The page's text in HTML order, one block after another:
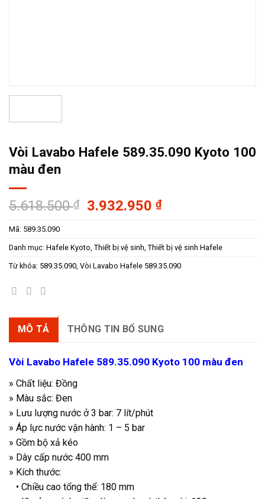
Vòi Lavabo Hafele 589.35.090 Kyoto 100
màu đen
5.618.500₫
Giá
gốc
5.618.500 ₫.
3.932.950₫Giá
hiện
là:
3.932.950 ₫.
Mã: 589.35.090
Danh mục: Hafele Kyoto, Thiết bị vệ sinh, Thiết bị vệ sinh Hafele
Từ khóa: 589.35.090, Vòi Lavabo Hafele 589.35.090
MÔ TẢ THÔNG TIN BỔ SUNG
Vòi Lavabo Hafele 589.35.090 Kyoto 100 màu đen
» Chất liệu: Đồng
» Màu sắc: Đen
» Lưu lượng nước ở 3 bar: 7 lít/phút
» Áp lực nước vận hành: 1 – 5 bar
» Gồm bộ xả kéo
» Dây cấp nước 400 mm
» Kích thước:
• Chiều cao tổng thể: 180 mm